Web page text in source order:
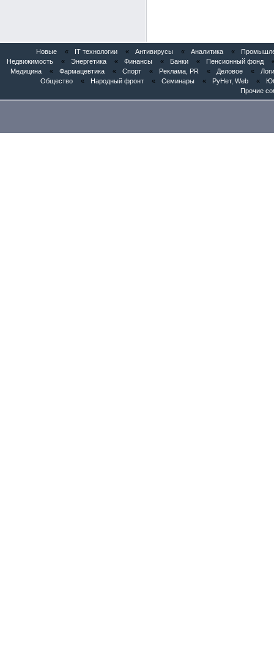
Новые « IT технологии « Антивирусы « Аналитика «
Недвижимость
« Энергетика « Финансы « Банки « Пенсионный фонд
Медицина
« Фармацевтика « Спорт « Реклама, PR « Деловое «
Общество
« Народный фронт « Семинары « РуНет, Web «
Прочие